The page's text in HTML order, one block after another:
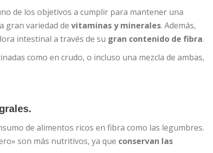
de los objetivos a cumplir para mantener una
gran variedad de vitaminas y minerales. Además,
intestinal a través de su gran contenido de fibra.
como en crudo, o incluso una mezcla de ambas,
de alimentos ricos en fibra como las legumbres.
son más nutritivos, ya que conservan las